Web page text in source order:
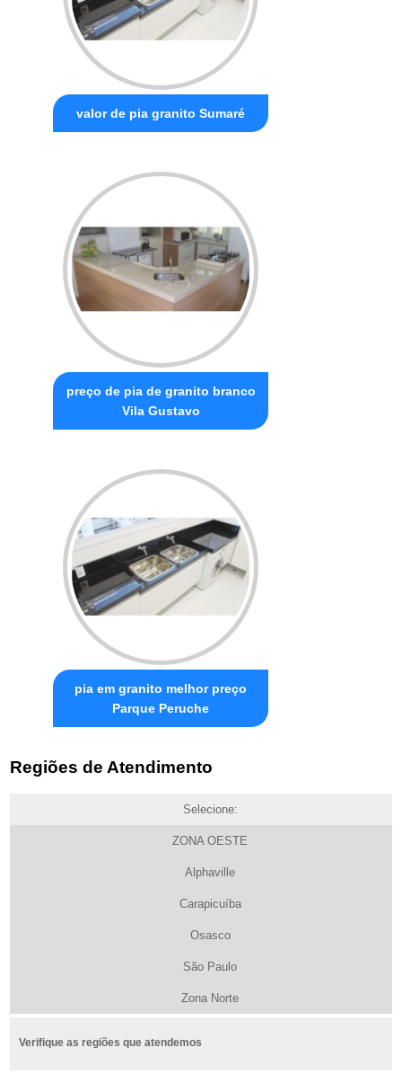
valor de pia granito Sumaré
preço de pia de granito branco
Vila Gustavo
pia em granito melhor preço
Parque Peruche
Regiões de Atendimento
Selecione:
ZONA OESTE
Alphaville
Carapicuíba
Osasco
São Paulo
Zona Norte
Verifique as regiões que atendemos